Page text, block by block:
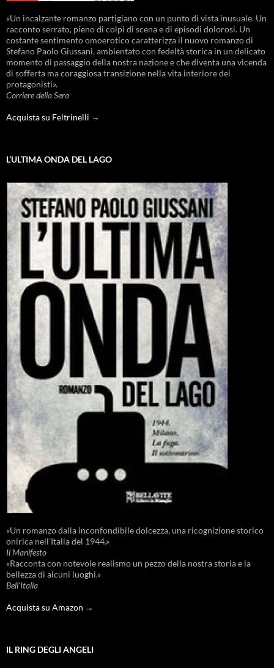
«Un incalzante romanzo partigiano con un punto di vista inusuale. Un
racconto serrato, pieno di colpi di scena e di episodi dolorosi. Un
costante sentimento omoerotico caratterizza il nuovo romanzo di
Stefano Paolo Giussani, ambientato con fedeltà storica in un delicato
momento di passaggio della nostra nazione e che diventa una vicenda
di sofferta ma coraggiosa transizione nella vita interiore dei
protagonisti».
Corriere della Sera
Acquista su Feltrinelli →
L’ULTIMA ONDA DEL LAGO
«Un romanzo dalla inconfondibile dolcezza, una ricognizione storico
onirica nell'Italia del 1944.»
Il Manifesto
«Racconta con notevole realismo un pezzo della nostra storia e la
bellezza di alcuni luoghi.»
Bell'Italia
Acquista su Amazon →
IL RING DEGLI ANGELI